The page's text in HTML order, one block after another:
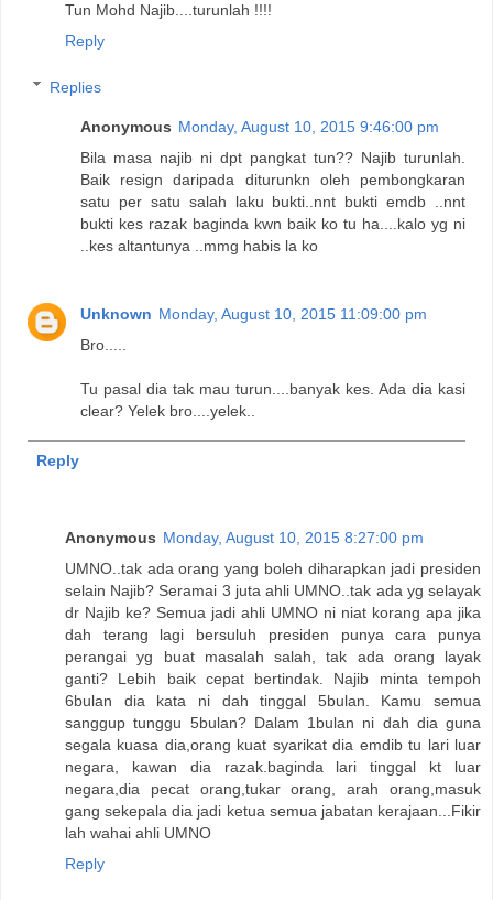
Tun Mohd Najib....turunlah !!!!
Reply
Replies
Anonymous Monday, August 10, 2015 9:46:00 pm
Bila masa najib ni dpt pangkat tun?? Najib turunlah.
Baik resign daripada diturunkn oleh pembongkaran
satu per satu salah laku bukti..nnt bukti emdb ..nnt
bukti kes razak baginda kwn baik ko tu ha....kalo yg ni
..kes altantunya ..mmg habis la ko
Unknown Monday, August 10, 2015 11:09:00 pm
Bro.....
Tu pasal dia tak mau turun....banyak kes. Ada dia kasi
clear? Yelek bro....yelek..
Reply
Anonymous Monday, August 10, 2015 8:27:00 pm
UMNO..tak ada orang yang boleh diharapkan jadi presiden
selain Najib? Seramai 3 juta ahli UMNO..tak ada yg selayak
dr Najib ke? Semua jadi ahli UMNO ni niat korang apa jika
dah terang lagi bersuluh presiden punya cara punya
perangai yg buat masalah salah, tak ada orang layak
ganti? Lebih baik cepat bertindak. Najib minta tempoh
6bulan dia kata ni dah tinggal 5bulan. Kamu semua
sanggup tunggu 5bulan? Dalam 1bulan ni dah dia guna
segala kuasa dia,orang kuat syarikat dia emdib tu lari luar
negara, kawan dia razak.baginda lari tinggal kt luar
negara,dia pecat orang,tukar orang, arah orang,masuk
gang sekepala dia jadi ketua semua jabatan kerajaan...Fikir
lah wahai ahli UMNO
Reply